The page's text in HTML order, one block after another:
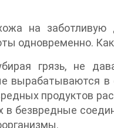
на заботливую
одновременно.
грязь, не
вырабатываются в
продуктов
безвредные